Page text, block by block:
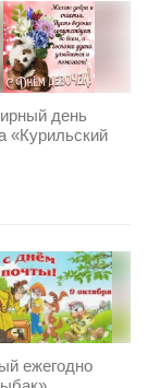
день
«Курильский
ежегодно